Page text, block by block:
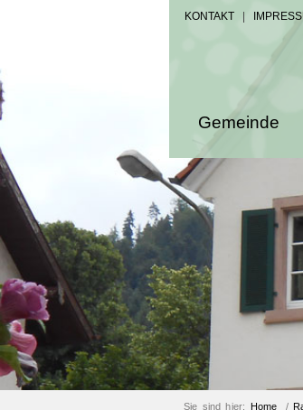
KONTAKT
Gemeinde
Sie sind hier: Home /